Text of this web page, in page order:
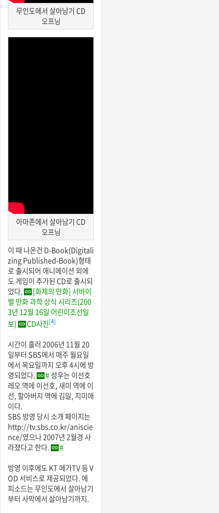
무인도에서 살아남기 CD
오프닝
아마존에서 살아남기 CD
오프닝
이 때 나온건 D-Book(Digitali
zing Published-Book)형태
로 출시되어 애니메이션 외에
도 게임이 추가된 CD로 출시되
었다.
[화제의 만화] 서바이
벌 만화 과학 상식 시리즈(200
3년 12월 16일 어린이조선일
보)
CD사진[4]
시간이 흘러 2006년 11월 20
일부터 SBS에서 매주 월요일
에서 목요일까지 오후 4시에 방
영되었다.
#성우는 이선호
레오 역에 이선호, 새미 역에 이
선, 할아버지 역에 김일, 지미애
이다.
SBS 방영 당시 소개 페이지는
http://tv.sbs.co.kr/aniscie
nce/였으나 2007년 2월경 사
라졌다고 한다.
#
방영 이후에도 KT 메가TV 등 V
OD 서비스로 제공되었다. 에
피소드는 무인도에서 살아남기
부터 사막에서 살아남기까지.